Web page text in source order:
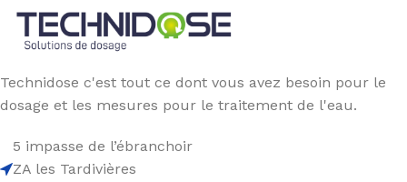
Technidose c'est tout ce dont vous avez besoin pour le
dosage et les mesures pour le traitement de l'eau.
5 impasse de l’ébranchoir
ZA les Tardivières